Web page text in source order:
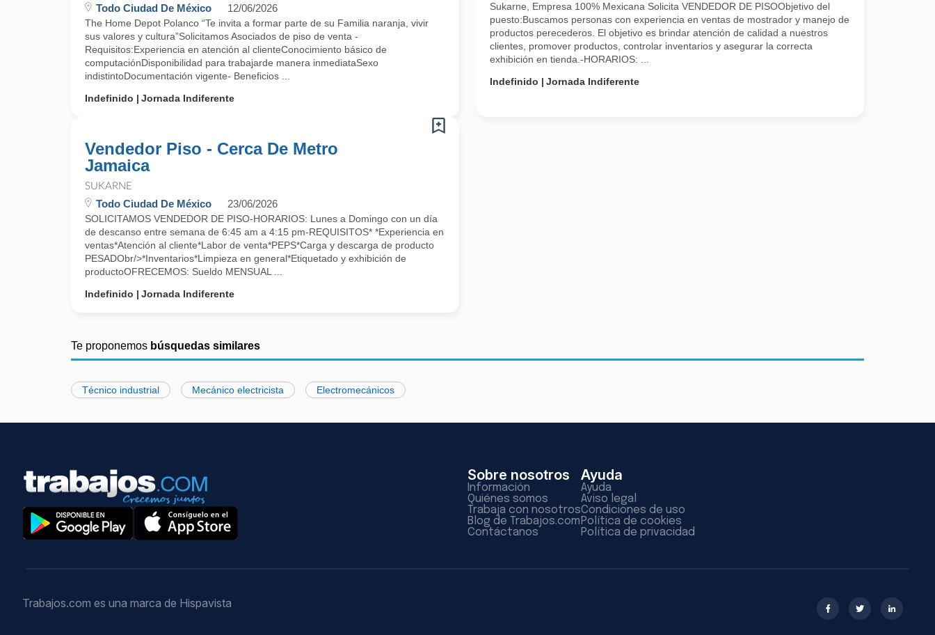
Todo Ciudad De México 12/06/2026
The Home Depot Polanco “Te invita a formar parte de su Familia naranja, vivir
sus valores y cultura”Solicitamos Asociados de piso de venta -
Requisitos:Experiencia en atención al clienteConocimiento básico de
computaciónDisponibilidad para trabajarde manera inmediataSexo
indistintoDocumentación vigente- Beneficios ...
Indefinido
Jornada Indiferente
Sukarne, Empresa 100% Mexicana Solicita VENDEDOR DE PISOObjetivo del
puesto:Buscamos personas con experiencia en ventas de mostrador y manejo de
productos perecederos. El objetivo es brindar atención de calidad a nuestros
clientes, promover productos, controlar inventarios y asegurar la correcta
exhibición en tienda.-HORARIOS: ...
Indefinido
Jornada Indiferente
Vendedor Piso - Cerca De Metro
Jamaica
SUKARNE
Todo Ciudad De México 23/06/2026
SOLICITAMOS VENDEDOR DE PISO-HORARIOS: Lunes a Domingo con un día
de descanso entre semana de 6:45 am a 4:15 pm-REQUISITOS* *Experiencia en
ventas*Atención al cliente*Labor de venta*PEPS*Carga y descarga de producto
PESADObr/>*Inventarios*Limpieza en general*Etiquetado y exhibición de
productoOFRECEMOS: Sueldo MENSUAL ...
Indefinido
Jornada Indiferente
Te proponemos búsquedas similares
Técnico industrial Mecánico electricista Electromecánicos
Sobre nosotros
Información
Quiénes somos
Trabaja con nosotros
Blog de Trabajos.com
Contáctanos
Ayuda
Ayuda
Aviso legal
Condiciones de uso
Política de cookies
Política de privacidad
Trabajos.com es una marca de Hispavista